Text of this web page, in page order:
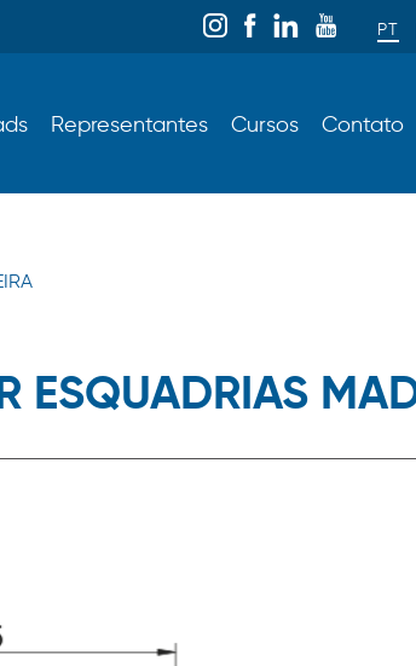
PT
Representantes Cursos Contato
ESQUADRIAS